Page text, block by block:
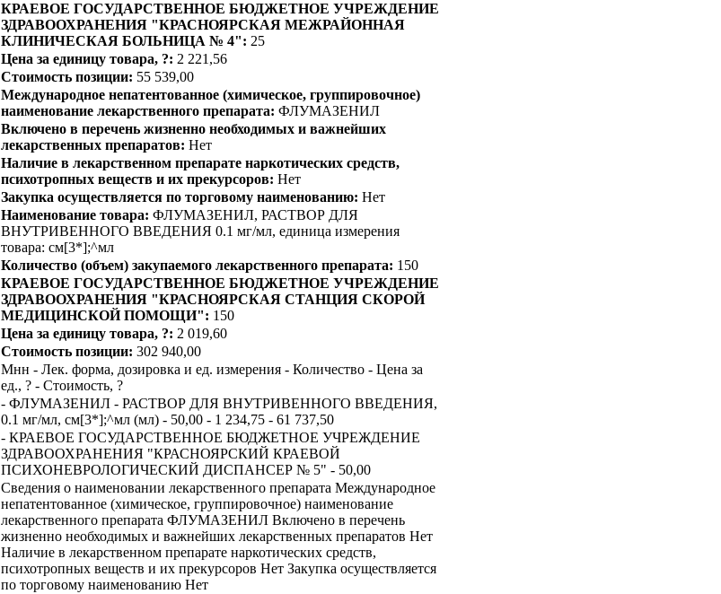
КРАЕВОЕ ГОСУДАРСТВЕННОЕ БЮДЖЕТНОЕ УЧРЕЖДЕНИЕ
ЗДРАВООХРАНЕНИЯ "КРАСНОЯРСКАЯ МЕЖРАЙОННАЯ
КЛИНИЧЕСКАЯ БОЛЬНИЦА № 4": 25
Цена за единицу товара, ?: 2 221,56
Стоимость позиции: 55 539,00
Международное непатентованное (химическое, группировочное)
наименование лекарственного препарата: ФЛУМАЗЕНИЛ
Включено в перечень жизненно необходимых и важнейших
лекарственных препаратов: Нет
Наличие в лекарственном препарате наркотических средств,
психотропных веществ и их прекурсоров: Нет
Закупка осуществляется по торговому наименованию: Нет
Наименование товара: ФЛУМАЗЕНИЛ, РАСТВОР ДЛЯ
ВНУТРИВЕННОГО ВВЕДЕНИЯ 0.1 мг/мл, единица измерения
товара: см[3*];^мл
Количество (объем) закупаемого лекарственного препарата: 150
КРАЕВОЕ ГОСУДАРСТВЕННОЕ БЮДЖЕТНОЕ УЧРЕЖДЕНИЕ
ЗДРАВООХРАНЕНИЯ "КРАСНОЯРСКАЯ СТАНЦИЯ СКОРОЙ
МЕДИЦИНСКОЙ ПОМОЩИ": 150
Цена за единицу товара, ?: 2 019,60
Стоимость позиции: 302 940,00
Мнн - Лек. форма, дозировка и ед. измерения - Количество - Цена за
ед., ? - Стоимость, ?
- ФЛУМАЗЕНИЛ - РАСТВОР ДЛЯ ВНУТРИВЕННОГО ВВЕДЕНИЯ,
0.1 мг/мл, см[3*];^мл (мл) - 50,00 - 1 234,75 - 61 737,50
- КРАЕВОЕ ГОСУДАРСТВЕННОЕ БЮДЖЕТНОЕ УЧРЕЖДЕНИЕ
ЗДРАВООХРАНЕНИЯ "КРАСНОЯРСКИЙ КРАЕВОЙ
ПСИХОНЕВРОЛОГИЧЕСКИЙ ДИСПАНСЕР № 5" - 50,00
Сведения о наименовании лекарственного препарата Международное
непатентованное (химическое, группировочное) наименование
лекарственного препарата ФЛУМАЗЕНИЛ Включено в перечень
жизненно необходимых и важнейших лекарственных препаратов Нет
Наличие в лекарственном препарате наркотических средств,
психотропных веществ и их прекурсоров Нет Закупка осуществляется
по торговому наименованию Нет